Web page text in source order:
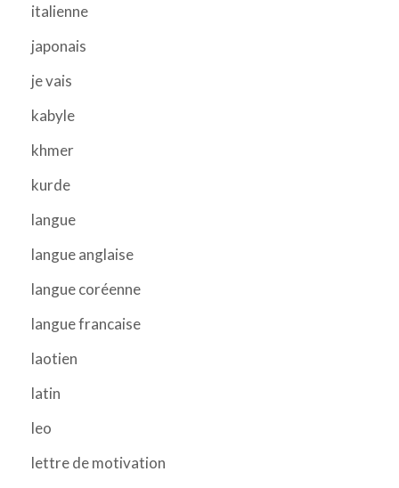
italienne
japonais
je vais
kabyle
khmer
kurde
langue
langue anglaise
langue coréenne
langue francaise
laotien
latin
leo
lettre de motivation